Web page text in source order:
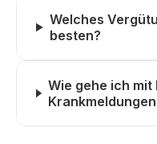
Welches
besten?
Wie gehe ich